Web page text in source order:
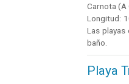
Carnota (A
Longitud:
Las playas
baño.
Playa